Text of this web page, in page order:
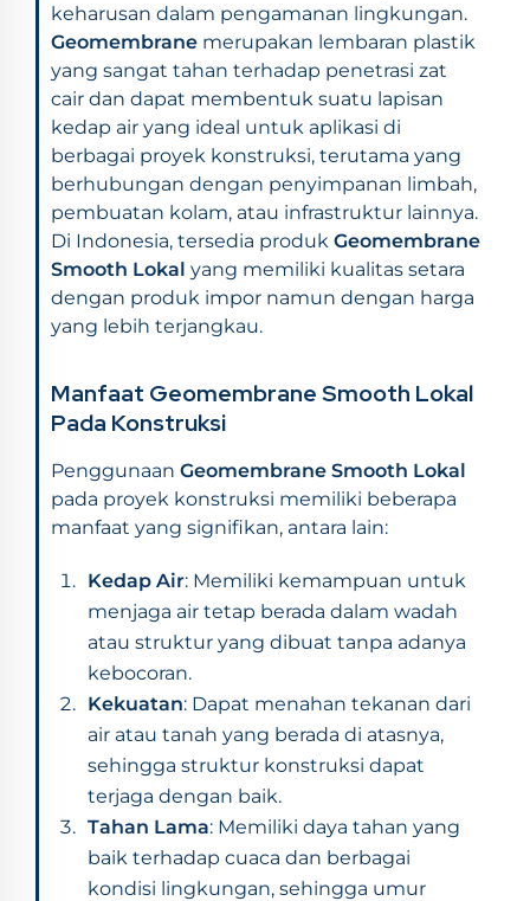
keharusan dalam pengamanan lingkungan.
Geomembrane merupakan lembaran plastik
yang sangat tahan terhadap penetrasi zat
cair dan dapat membentuk suatu lapisan
kedap air yang ideal untuk aplikasi di
berbagai proyek konstruksi, terutama yang
berhubungan dengan penyimpanan limbah,
pembuatan kolam, atau infrastruktur lainnya.
Di Indonesia, tersedia produk Geomembrane
Smooth Lokal yang memiliki kualitas setara
dengan produk impor namun dengan harga
yang lebih terjangkau.
Manfaat Geomembrane Smooth Lokal
Pada Konstruksi
Penggunaan Geomembrane Smooth Lokal
pada proyek konstruksi memiliki beberapa
manfaat yang signifikan, antara lain:
Kedap Air: Memiliki kemampuan untuk
menjaga air tetap berada dalam wadah
atau struktur yang dibuat tanpa adanya
kebocoran.
Kekuatan: Dapat menahan tekanan dari
air atau tanah yang berada di atasnya,
sehingga struktur konstruksi dapat
terjaga dengan baik.
Tahan Lama: Memiliki daya tahan yang
baik terhadap cuaca dan berbagai
kondisi lingkungan, sehingga umur